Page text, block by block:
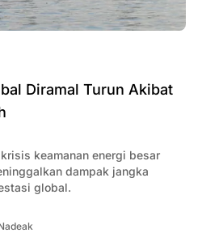
Diramal Turun Akibat
keamanan energi besar
dampak jangka
global.